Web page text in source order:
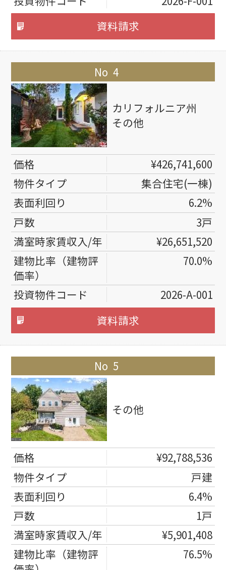
資料請求
4
カリフォルニア州
その他
¥426,741,600
集合住宅(一棟)
6.2%
3戸
¥26,651,520
70.0%
2026-A-001
資料請求
5
その他
¥92,788,536
戸建
6.4%
1戸
¥5,901,408
76.5%